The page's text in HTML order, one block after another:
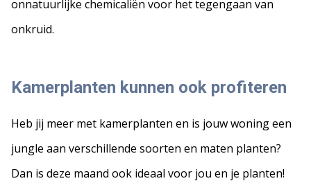
onnatuurlijke chemicaliën voor het tegengaan van
onkruid.
Kamerplanten kunnen ook profiteren
Heb jij meer met kamerplanten en is jouw woning een
jungle aan verschillende soorten en maten planten?
Dan is deze maand ook ideaal voor jou en je planten!